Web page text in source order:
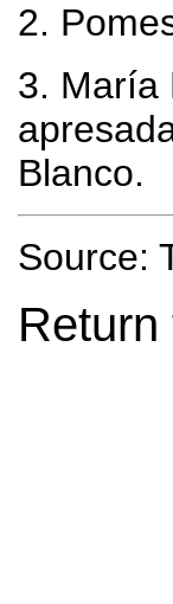
2.
3. María
Blanco.
Source:
Return